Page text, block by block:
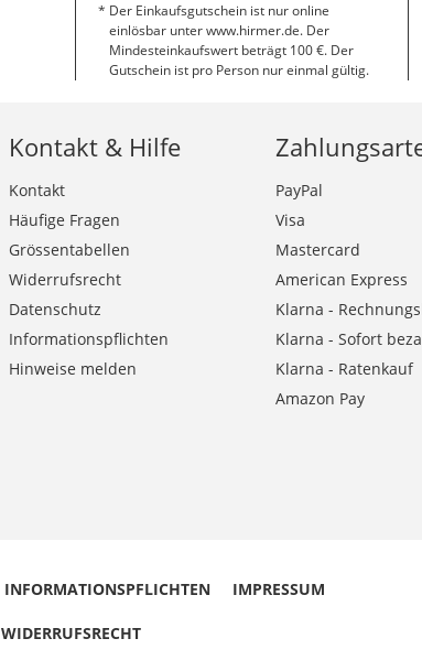
Der Einkaufsgutschein ist nur online
einlösbar unter www.hirmer.de. Der
Mindesteinkaufswert beträgt 100 €. Der
Gutschein ist pro Person nur einmal gültig.
Kontakt & Hilfe
Kontakt
Häufige Fragen
Grössentabellen
Widerrufsrecht
Datenschutz
Informationspflichten
Hinweise melden
PayPal
Visa
Mastercard
American Express
Klarna -
Klarna - Sofort
Klarna - Ratenkauf
Amazon Pay
INFORMATIONSPFLICHTEN IMPRESSUM
WIDERRUFSRECHT